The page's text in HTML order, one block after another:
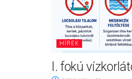
HÍREK
I. fokú